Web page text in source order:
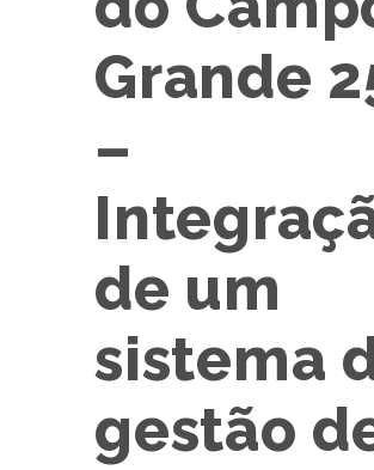
Grande
–
de um
sistema
gestão